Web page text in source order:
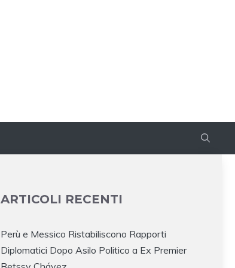
ARTICOLI RECENTI
Perù e Messico Ristabiliscono Rapporti
Diplomatici Dopo Asilo Politico a Ex Premier